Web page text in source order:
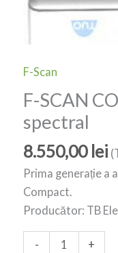
F-Scan
F-SCAN
spectral
8.550,00 lei
Prima generație a
Compact.
Producător: TB
- +